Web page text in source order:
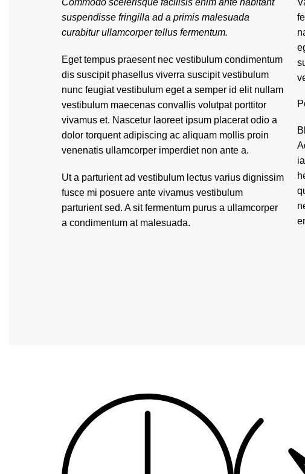
suspendisse fringilla ad a primis malesuada
curabitur ullamcorper tellus fermentum.
Eget tempus praesent nec vestibulum condimentum
dis suscipit phasellus viverra suscipit vestibulum
nunc feugiat vestibulum eget a semper id elit nullam
vestibulum maecenas convallis volutpat porttitor
vivamus et. Nascetur laoreet ipsum placerat odio a
dolor torquent adipiscing ac aliquam mollis proin
venenatis ullamcorper imperdiet non ante a.
Ut a parturient ad vestibulum lectus varius dignissim
fusce mi posuere ante vivamus vestibulum
parturient sed. A sit fermentum purus a ullamcorper
a condimentum at malesuada.